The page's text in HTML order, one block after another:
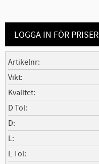
LOGGA IN FÖR PRISER
Artikelnr
Vikt
Kvalitet
D Tol
D
L
L Tol